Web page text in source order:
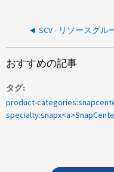
おすすめの記事
タグ
product-